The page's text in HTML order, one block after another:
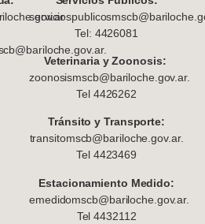
Tel: 4426081
Veterinaria y Zoonosis:
zoonosismscb@bariloche.gov.ar.
Tel 4426262
Tránsito y Transporte:
transitomscb@bariloche.gov.ar.
Tel 4423469
Estacionamiento Medido:
emedidomscb@bariloche.gov.ar.
Tel 4432112